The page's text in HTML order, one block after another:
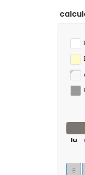
prix de la
lu
3